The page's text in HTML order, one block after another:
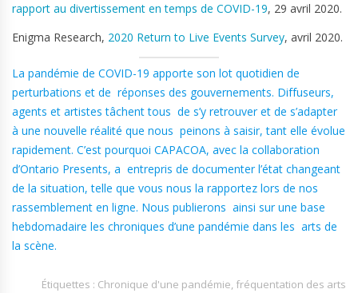
rapport au divertissement en temps de COVID-19, 29 avril 2020.
Enigma Research, 2020 Return to Live Events Survey, avril 2020.
La pandémie de COVID-19 apporte son lot quotidien de
perturbations et de réponses des gouvernements. Diffuseurs,
agents et artistes tâchent tous de s’y retrouver et de s’adapter
à une nouvelle réalité que nous peinons à saisir, tant elle évolue
rapidement. C’est pourquoi CAPACOA, avec la collaboration
d’Ontario Presents, a entrepris de documenter l’état changeant
de la situation, telle que vous nous la rapportez lors de nos
rassemblement en ligne. Nous publierons ainsi sur une base
hebdomadaire les chroniques d’une pandémie dans les arts de
la scène.
Étiquettes : Chronique d'une pandémie, fréquentation des arts